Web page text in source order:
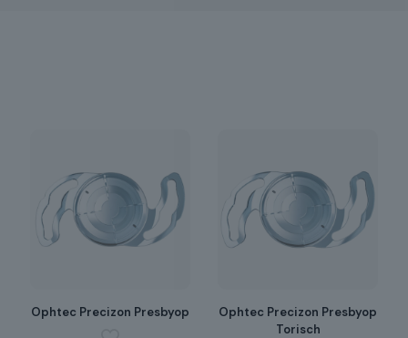
Ophtec Precizon Presbyop
Ophtec Precizon Presbyop
Torisch